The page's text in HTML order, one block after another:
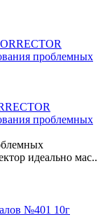
проблемных
идеально мас..